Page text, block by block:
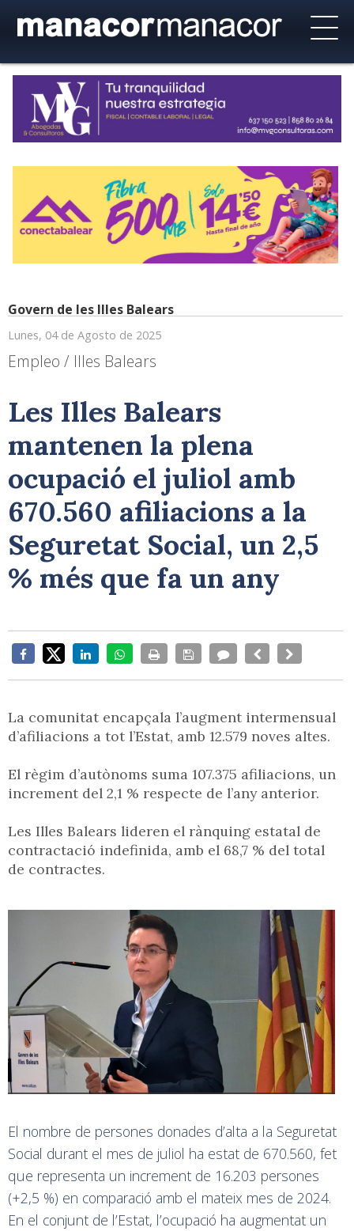
Govern de les Illes Balears
Lunes, 04 de Agosto de 2025
Empleo / Illes Balears
Les Illes Balears
mantenen la plena
ocupació el juliol amb
670.560 afiliacions a la
Seguretat Social, un 2,5
% més que fa un any
La comunitat encapçala l’augment intermensual
d’afiliacions a tot l’Estat, amb 12.579 noves altes.
El règim d’autònoms suma 107.375 afiliacions, un
increment del 2,1 % respecte de l’any anterior.
Les Illes Balears lideren el rànquing estatal de
contractació indefinida, amb el 68,7 % del total
de contractes.
El nombre de persones donades d’alta a la Seguretat
Social durant el mes de juliol ha estat de 670.560, fet
que representa un increment de 16.203 persones
(+2,5 %) en comparació amb el mateix mes de 2024.
En el conjunt de l’Estat, l’ocupació ha augmentat un